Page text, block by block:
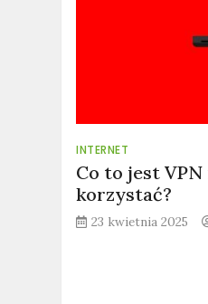
INTERNET
Co to jest
korzystać?
23 kwietnia 2025